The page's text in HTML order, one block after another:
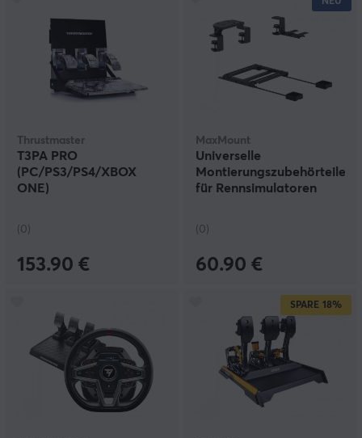
Thrustmaster
T3PA PRO
(PC/PS3/PS4/XBOX
ONE)
(0)
153.90 €
MaxMount
Universelle
Montierungszubehörteile
für Rennsimulatoren
(0)
60.90 €
SPARE 18%